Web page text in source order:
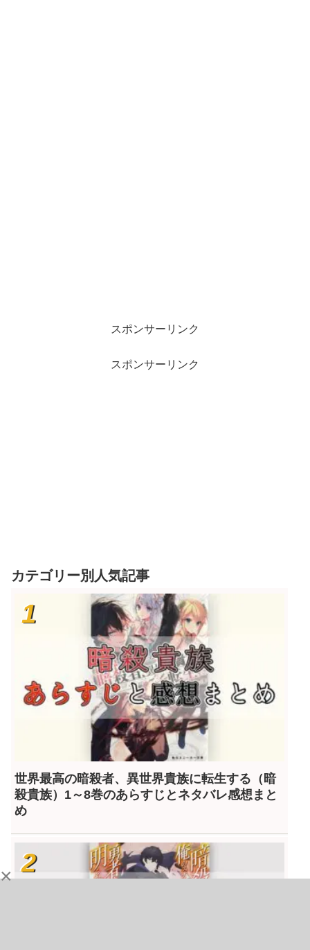
スポンサーリンク
スポンサーリンク
カテゴリー別人気記事
世界最高の暗殺者、異世界貴族に転生する（暗
殺貴族）1～8巻のあらすじとネタバレ感想まと
め
×